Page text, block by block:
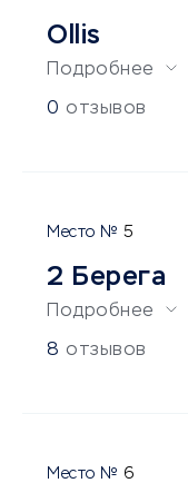
Ollis
Подробнее
0 отзывов
5
2 Берега
Подробнее
8 отзывов
6